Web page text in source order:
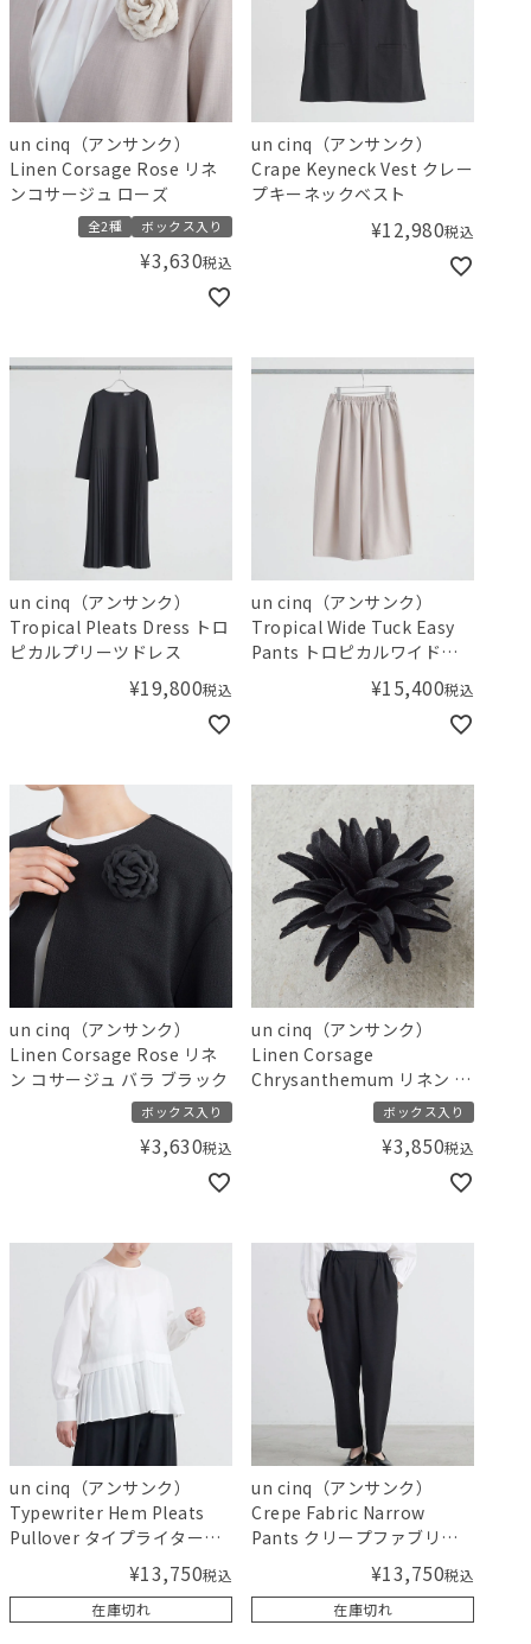
un cinq（アンサンク）
Linen Corsage Rose リネ
ンコサージュ ローズ
全2種 ボックス入り
¥3,630税込
un cinq（アンサンク）
Crape Keyneck Vest クレー
プキーネックベスト
¥12,980税込
un cinq（アンサンク）
Tropical Pleats Dress トロ
ピカルプリーツドレス
¥19,800税込
un cinq（アンサンク）
Tropical Wide Tuck Easy
Pants トロピカルワイドタ
ックイージーパンツ ベージ
¥15,400税込
un cinq（アンサンク）
Linen Corsage Rose リネ
ン コサージュ バラ ブラック
ボックス入り
¥3,630税込
un cinq（アンサンク）
Linen Corsage
Chrysanthemum リネン コ
サージュ 菊 ブラックボックス入り
¥3,850税込
un cinq（アンサンク）
Typewriter Hem Pleats
Pullover タイプライターヘ
ムプリーツプルオーバー
¥13,750税込
在庫切れ
un cinq（アンサンク）
Crepe Fabric Narrow
Pants クリープファブリッ
クナローパンツ¥13,750税込
在庫切れ